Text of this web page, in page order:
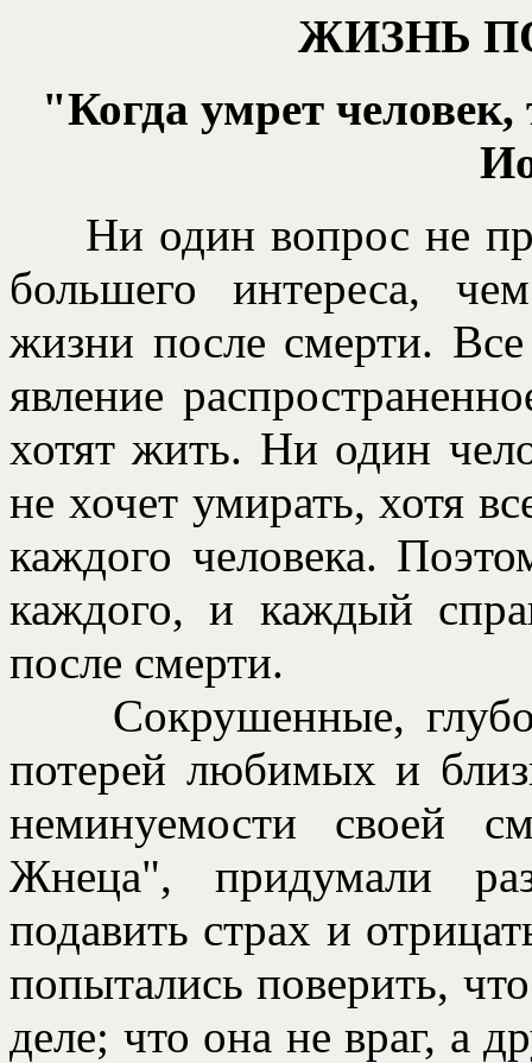
ЖИЗНЬ
"Когда умрет
Ни один вопрос не
большего интереса,
жизни после смерти.
явление
хотят жить. Ни один
не хочет умирать, хотя
каждого человека.
каждого, и каждый
после смерти.
Сокрушенные,
потерей любимых и
неминуемости своей
Жнеца", придумали
подавить страх и
попытались поверить,
деле; что она не враг, а